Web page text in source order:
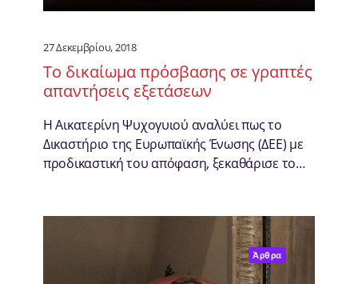
27 Δεκεμβρίου, 2018
Το δικαίωμα πρόσβασης σε γραπτές
απαντήσεις εξετάσεων
Η Αικατερίνη Ψυχογυιού αναλύει πως το
Δικαστήριο της Ευρωπαϊκής Ένωσης (ΔΕΕ) με
προδικαστική του απόφαση, ξεκαθάρισε το…
Άρθρα